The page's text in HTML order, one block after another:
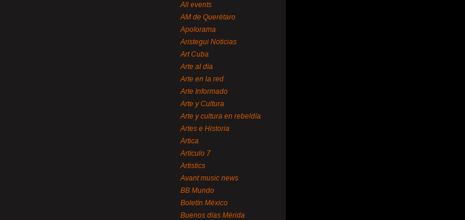
All events
AM de Querétaro
Apolorama
Aristegui Noticias
Art Cuba
Arte al día
Arte en la red
Arte Informado
Arte y Cultura
Arte y cultura en rebeldía
Artes e Historia
Artica
Artículo 7
Artistics
Avant music news
BB Mundo
Boletín México
Buenos días Mérida